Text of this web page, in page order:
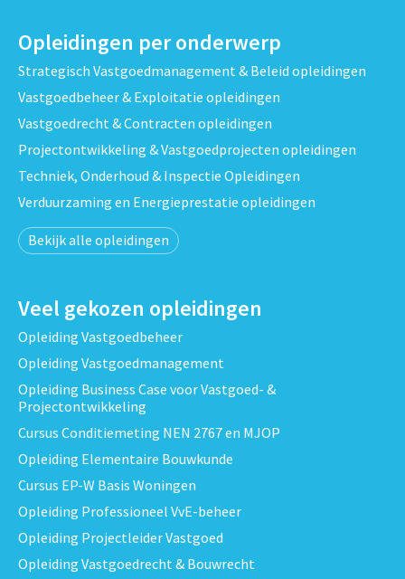
Opleidingen per onderwerp
Strategisch Vastgoedmanagement & Beleid opleidingen
Vastgoedbeheer & Exploitatie opleidingen
Vastgoedrecht & Contracten opleidingen
Projectontwikkeling & Vastgoedprojecten opleidingen
Techniek, Onderhoud & Inspectie Opleidingen
Verduurzaming en Energieprestatie opleidingen
Bekijk alle opleidingen
Veel gekozen opleidingen
Opleiding Vastgoedbeheer
Opleiding Vastgoedmanagement
Opleiding Business Case voor Vastgoed- &
Projectontwikkeling
Cursus Conditiemeting NEN 2767 en MJOP
Opleiding Elementaire Bouwkunde
Cursus EP-W Basis Woningen
Opleiding Professioneel VvE-beheer
Opleiding Projectleider Vastgoed
Opleiding Vastgoedrecht & Bouwrecht